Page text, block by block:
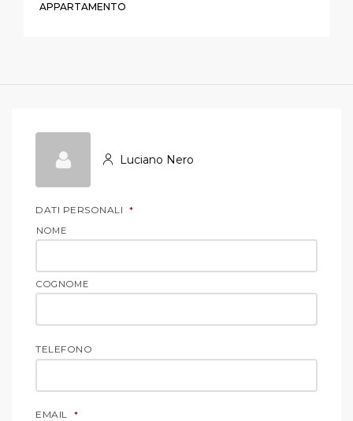
APPARTAMENTO
Luciano Nero
DATI PERSONALI *
NOME
COGNOME
TELEFONO
EMAIL *